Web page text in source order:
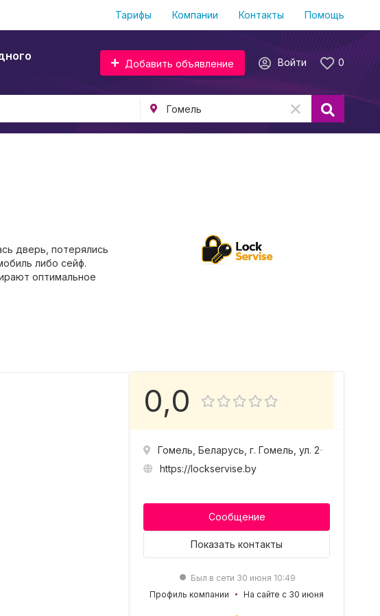
Тарифы Компании Контакты Помощь
0
Войти
Добавить объявление
дверь, потерялись
либо сейф.
оптимальное
0,0
Гомель, Беларусь, г. Гомель, ул. 2-я
https://lockservise.by
Сообщение
Показать контакты
Был в сети 30 июня 10:49
Профиль компании
На сайте с 30 июня